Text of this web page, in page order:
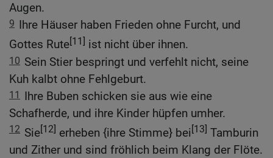
Augen.
9 Ihre Häuser haben Frieden ohne Furcht, und
Gottes Rute[11] ist nicht über ihnen.
10 Sein Stier bespringt und verfehlt nicht, seine
Kuh kalbt ohne Fehlgeburt.
11 Ihre Buben schicken sie aus wie eine
Schafherde, und ihre Kinder hüpfen umher.
12 Sie[12] erheben {ihre Stimme} bei [13] Tamburin
und Zither und sind fröhlich beim Klang der Flöte.